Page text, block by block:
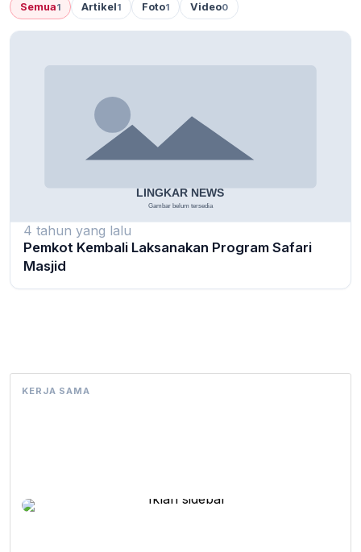
Semua1 Artikel1 Foto1 Video0
4 tahun yang lalu
Pemkot Kembali Laksanakan Program Safari
Masjid
KERJA SAMA